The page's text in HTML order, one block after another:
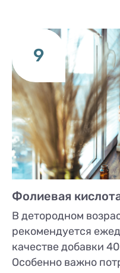
9
Фолиевая
В детородном
рекомендуется
качестве добавки
Особенно важно